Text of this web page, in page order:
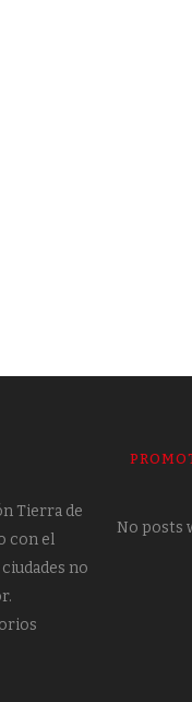
Tierra de
con el
no
No posts